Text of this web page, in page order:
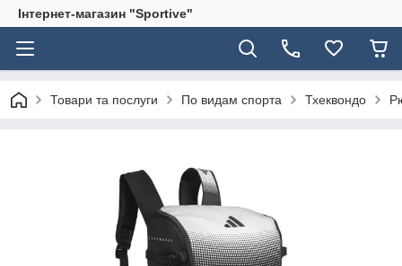
Інтернет-магазин "Sportive"
Товари та послуги По видам спорта Тхеквондо